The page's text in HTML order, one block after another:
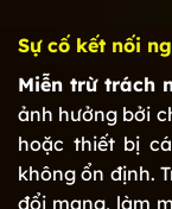
Sự cố kết nối
Miễn trừ trách
ảnh hưởng bởi
hoặc thiết bị
không ổn định.
đổi mạng, làm